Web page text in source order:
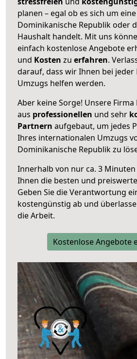
planen – egal ob es sich um
Dominikanische Republik oder
Haushalt handelt. Mit uns
einfach kostenlose Angebote
und Kosten zu erfahren.
darauf, dass wir Ihnen bei jeder
Umzugs helfen werden.
Aber keine Sorge! Unsere
aus professionellen und sehr
Partnern aufgebaut, um jedes
Ihres internationalen Umzugs
Dominikanische Republik zu
Innerhalb von nur ca. 3
Ihnen die besten und
Geben Sie die Verantwortung
kostengünstig ab und
die Arbeit.
Kostenlose Angebote